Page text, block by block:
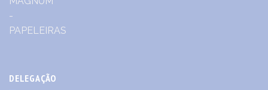
DELEGAÇÃO